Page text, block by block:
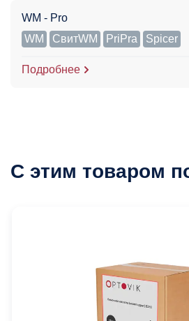
WM - Pro
WM
СвитWM PriPra Spicer
Подробнее
С этим товаром